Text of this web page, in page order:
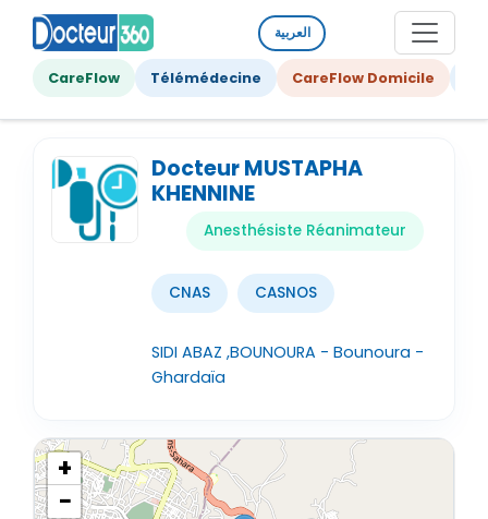
العربية
CareFlow Télémédecine CareFlow Domicile
Docteur MUSTAPHA
KHENNINE
Anesthésiste Réanimateur
CNAS CASNOS
SIDI ABAZ ,BOUNOURA - Bounoura -
Ghardaïa
+
−